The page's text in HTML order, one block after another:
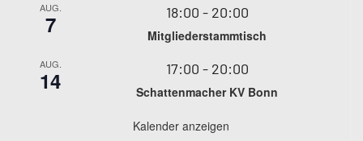
AUG.
7 18:00 - 20:00
Mitgliederstammtisch
AUG.
14 17:00 - 20:00
Schattenmacher KV Bonn
Kalender anzeigen